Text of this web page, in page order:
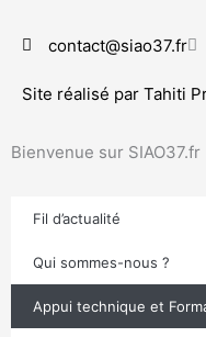
contact@siao37.fr
Site réalisé par Tahiti
Bienvenue sur SIAO37.fr
Fil d’actualité
Qui sommes-nous ?
Appui technique et